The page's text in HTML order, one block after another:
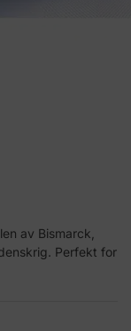
av Bismarck,
Perfekt for